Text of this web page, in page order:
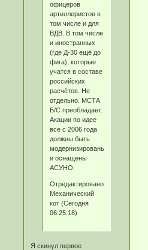
офицеров
артиллеристов в
том числе и для
ВДВ. В том числе
и иностранных
(где Д-30 ещё до
фига), которые
учатся в составе
российских
расчётов. Не
отдельно. МСТА
Б/С преобладает.
Акации по идее
все с 2006 года
должны быть
модернизированы
и оснащены
АСУНО.
Отредактировано
Механический
кот (Сегодня
06:25:18)
Я скинул первое